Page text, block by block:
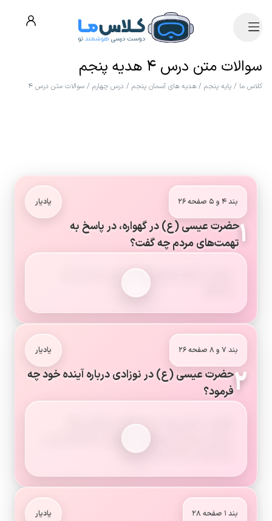
سوالات متن درس ۴ هدیه پنجم
کلاس ما / پایه پنجم /هدیه های آسمان پنجم / درس چهارم / سوالات متن درس ۴
بند ۴ و ۵ صفحه ۲۶ یادیار
۱حضرت عیسی (ع) در گهواره، در پاسخ به
تهمت‌های مردم چه گفت؟
ایشان با کمال آرامش فرمود: «من بنده ی خدا
بند ۷ و ۸ صفحه ۲۶ یادیار
۲حضرت عیسی (ع) در نوزادی درباره آینده خود چه
فرمود؟
فرمود: «خدای بزرگ به من کتاب آسمانی عطا
می‌کند. او مرا برای پیامبری برگزیده و مرا مایه خیر و
بند ۱ صفحه ۲۸ یادیار